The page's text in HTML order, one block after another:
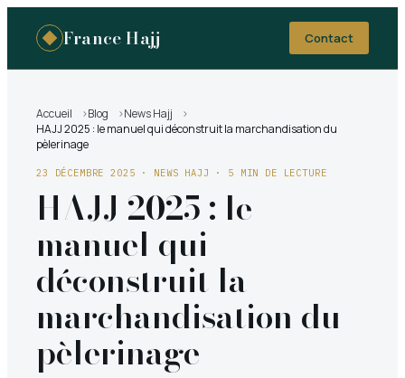
France Hajj Contact
Accueil Blog
News Hajj
HAJJ 2025 : le manuel qui déconstruit la marchandisation du
pèlerinage
23 DÉCEMBRE 2025 · NEWS HAJJ · 5 MIN DE LECTURE
HAJJ 2025 : le
manuel qui
déconstruit la
marchandisation du
pèlerinage